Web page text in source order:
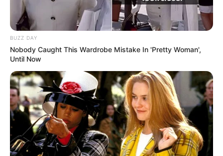
10 Pose Manekin Anti
Mainstream yang Konyol
Banget
BUZZ DAY
Nobody Caught This Wardrobe Mistake In 'Pretty Woman',
Until Now